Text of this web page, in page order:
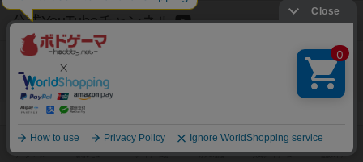
公式YouTubeチャンネル